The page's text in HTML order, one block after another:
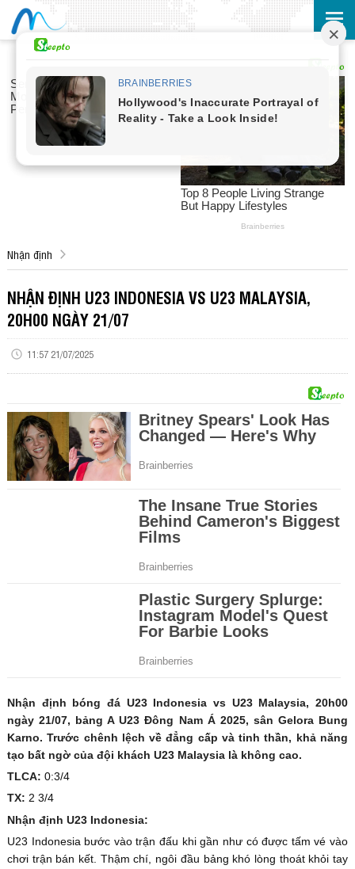
Nhận định
NHẬN ĐỊNH U23 INDONESIA VS U23 MALAYSIA,
20H00 NGÀY 21/07
11:57 21/07/2025
Nhận định bóng đá U23 Indonesia vs U23 Malaysia, 20h00
ngày 21/07, bảng A U23 Đông Nam Á 2025, sân Gelora Bung
Karno. Trước chênh lệch về đẳng cấp và tinh thần, khả năng
tạo bất ngờ của đội khách U23 Malaysia là không cao.
TLCA: 0:3/4
TX: 2 3/4
Nhận định U23 Indonesia:
U23 Indonesia bước vào trận đấu khi gần như có được tấm vé vào
chơi trận bán kết. Thậm chí, ngôi đầu bảng khó lòng thoát khỏi tay